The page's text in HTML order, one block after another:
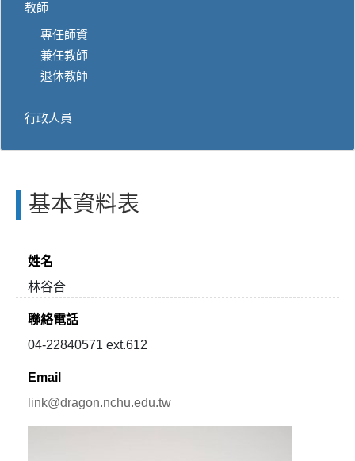
教師
專任師資
兼任教師
退休教師
行政人員
基本資料表
姓名
林谷合
聯絡電話
04-22840571 ext.612
Email
link@dragon.nchu.edu.tw